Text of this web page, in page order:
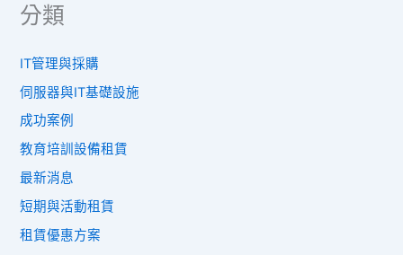
分類
IT管理與採購
伺服器與IT基礎設施
成功案例
教育培訓設備租賃
最新消息
短期與活動租賃
租賃優惠方案